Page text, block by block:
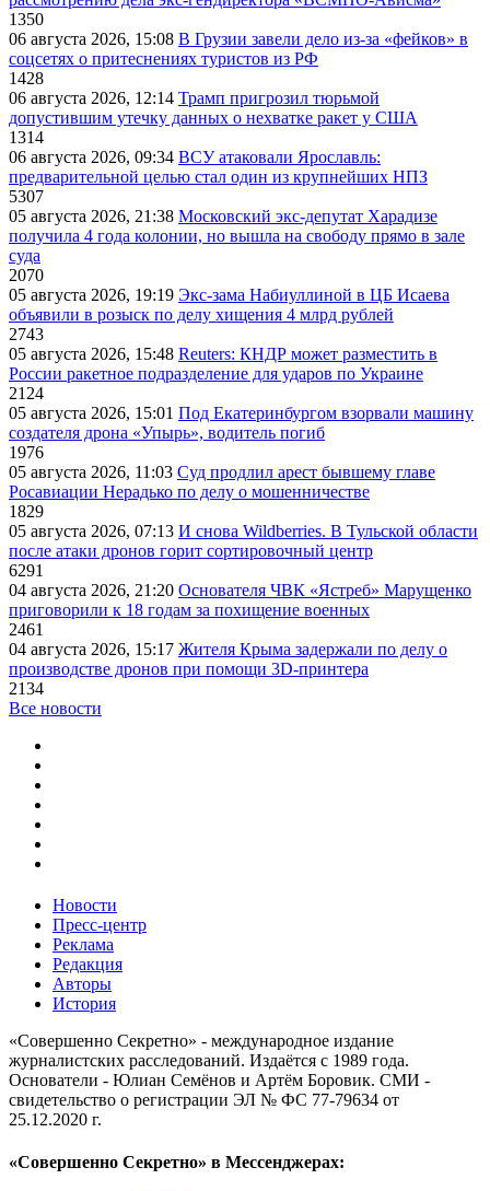
1350
06 августа 2026, 15:08 В Грузии завели дело из-за «фейков» в
соцсетях о притеснениях туристов из РФ
1428
06 августа 2026, 12:14 Трамп пригрозил тюрьмой
допустившим утечку данных о нехватке ракет у США
1314
06 августа 2026, 09:34 ВСУ атаковали Ярославль:
предварительной целью стал один из крупнейших НПЗ
5307
05 августа 2026, 21:38 Московский экс-депутат Харадизе
получила 4 года колонии, но вышла на свободу прямо в зале
суда
2070
05 августа 2026, 19:19 Экс-зама Набиуллиной в ЦБ Исаева
объявили в розыск по делу хищения 4 млрд рублей
2743
05 августа 2026, 15:48 Reuters: КНДР может разместить в
России ракетное подразделение для ударов по Украине
2124
05 августа 2026, 15:01 Под Екатеринбургом взорвали машину
создателя дрона «Упырь», водитель погиб
1976
05 августа 2026, 11:03 Суд продлил арест бывшему главе
Росавиации Нерадько по делу о мошенничестве
1829
05 августа 2026, 07:13 И снова Wildberries. В Тульской области
после атаки дронов горит сортировочный центр
6291
04 августа 2026, 21:20 Основателя ЧВК «Ястреб» Марущенко
приговорили к 18 годам за похищение военных
2461
04 августа 2026, 15:17 Жителя Крыма задержали по делу о
производстве дронов при помощи 3D‑принтера
2134
Все новости
Новости
Пресс-центр
Реклама
Редакция
Авторы
История
«Совершенно Секретно» - международное издание
журналистских расследований. Издаётся с 1989 года.
Основатели - Юлиан Семёнов и Артём Боровик. CМИ -
свидетельство о регистрации ЭЛ № ФС 77-79634 от
25.12.2020 г.
«Совершенно Секретно» в Мессенджерах: